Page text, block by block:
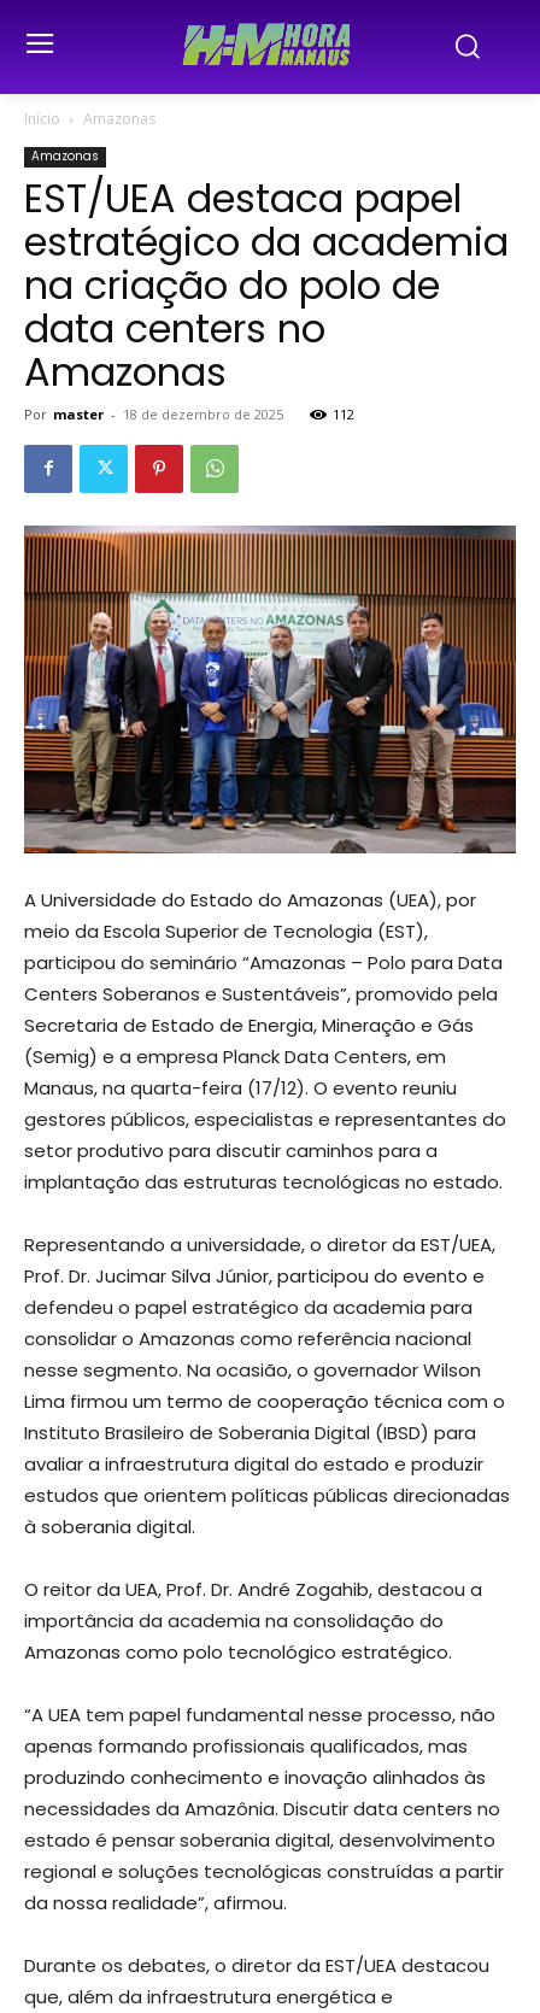
Início Amazonas
Amazonas
EST/UEA destaca papel
estratégico da academia
na criação do polo de
data centers no
Amazonas
Por master - 18 de dezembro de 2025 112
A Universidade do Estado do Amazonas (UEA), por
meio da Escola Superior de Tecnologia (EST),
participou do seminário “Amazonas – Polo para Data
Centers Soberanos e Sustentáveis”, promovido pela
Secretaria de Estado de Energia, Mineração e Gás
(Semig) e a empresa Planck Data Centers, em
Manaus, na quarta-feira (17/12). O evento reuniu
gestores públicos, especialistas e representantes do
setor produtivo para discutir caminhos para a
implantação das estruturas tecnológicas no estado.
Representando a universidade, o diretor da EST/UEA,
Prof. Dr. Jucimar Silva Júnior, participou do evento e
defendeu o papel estratégico da academia para
consolidar o Amazonas como referência nacional
nesse segmento. Na ocasião, o governador Wilson
Lima firmou um termo de cooperação técnica com o
Instituto Brasileiro de Soberania Digital (IBSD) para
avaliar a infraestrutura digital do estado e produzir
estudos que orientem políticas públicas direcionadas
à soberania digital.
O reitor da UEA, Prof. Dr. André Zogahib, destacou a
importância da academia na consolidação do
Amazonas como polo tecnológico estratégico.
“A UEA tem papel fundamental nesse processo, não
apenas formando profissionais qualificados, mas
produzindo conhecimento e inovação alinhados às
necessidades da Amazônia. Discutir data centers no
estado é pensar soberania digital, desenvolvimento
regional e soluções tecnológicas construídas a partir
da nossa realidade”, afirmou.
Durante os debates, o diretor da EST/UEA destacou
que, além da infraestrutura energética e